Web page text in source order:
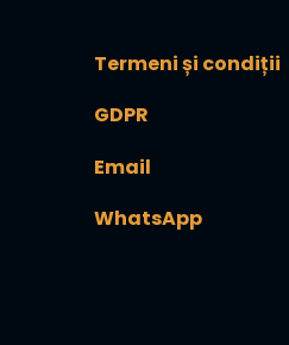
Termeni și condiții
GDPR
Email
WhatsApp